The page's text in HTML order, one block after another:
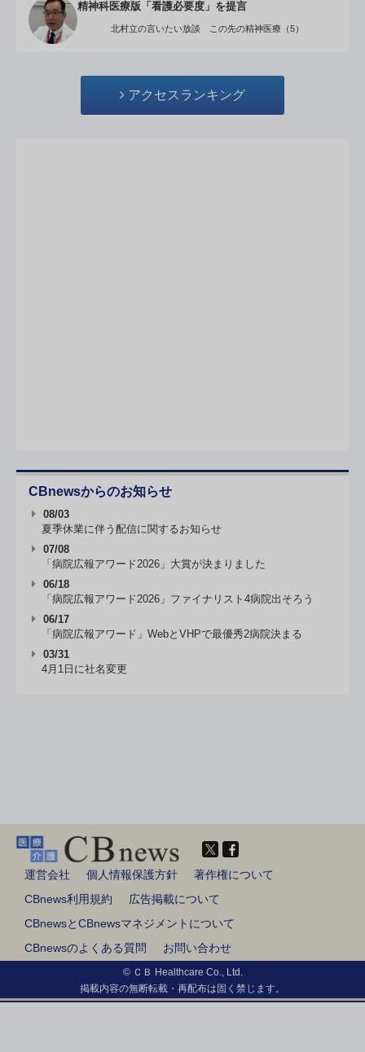
精神科医療版「看護必要度」を提言
北村立の言いたい放談 この先の精神医療（5）
アクセスランキング
CBnewsからのお知らせ
08/03
夏季休業に伴う配信に関するお知らせ
07/08
「病院広報アワード2026」大賞が決まりました
06/18
「病院広報アワード2026」ファイナリスト4病院出そろう
06/17
「病院広報アワード」WebとVHPで最優秀2病院決まる
03/31
4月1日に社名変更
運営会社 個人情報保護方針
著作権について
CBnews利用規約
広告掲載について
CBnewsとCBnewsマネジメントについて
CBnewsのよくある質問
お問い合わせ
© ＣＢ Healthcare Co., Ltd.
掲載内容の無断転載・再配布は固く禁じます。